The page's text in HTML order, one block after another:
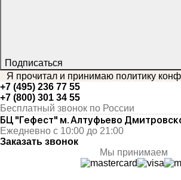
Подписаться
Я прочитал и принимаю политику
+7 (495) 236 77 55
+7 (800) 301 34 55
Бесплатный звонок по России
БЦ "Гефест" м. Алтуфьево
Ежедневно с 10:00 до 21:00
Заказать звонок
Мы принимаем